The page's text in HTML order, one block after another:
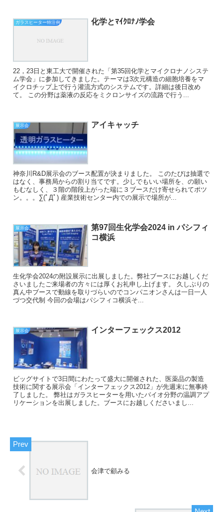
ガラスヒーター特注例 化学とﾏｲｸﾛﾅﾉ学会
22，23日と東工大で開催された「第35回化学とマイクロナノシステ
ム学会」に参加してきました。テーマは3次元構造の細胞培養をマ
イクロチップ上で行う灌流方式のシステムです。詳細は後日改め
て。 この分野は薬液の反応をミクロンサイズの流路で行う...
展示会 アイキャッチ
神奈川R&D展示会のブース配置が決まりました。 このたびは抽選で
はなく、事務局からの割り当てです。少しでもいい場所を、の願い
もむなしく、３階の階段上がった端に３ブースだけ寄せられてポツ
ン。。。∑(ﾟДﾟ) 産業技術センター内での展示で場所が...
展示会
第97回生化学会2024 in パシフィ
コ横浜
生化学会2024の附設展示に出展しました。弊社ブースにお越しくだ
さいましたご来場者の方々には厚くお礼申し上げます。 久しぶりの
真ん中ブースで動線を取りづらいのでコンパニオンさんは一日一人
づつ交代制 今回の会場はパシフィコ横浜そ...
展示会 インターフェックス2012
ビッグサイトで3日間にわたって盛大に開催された、医薬品の製造
技術に関する展示会「インターフェックス2012」が先週末に無事終
了しました。 弊社はガラスヒーターを用いたバイオ分野の温調アプ
リケーションを出展しました。ブースにお越しくださいまし...
会津で顧みる